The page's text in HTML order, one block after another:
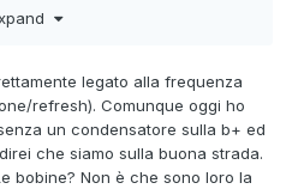
ma non di molto altrimenti si
legato alla frequenza
refresh). Comunque oggi ho
un condensatore sulla b+ ed
che siamo sulla buona strada.
bobine? Non è che sono loro la